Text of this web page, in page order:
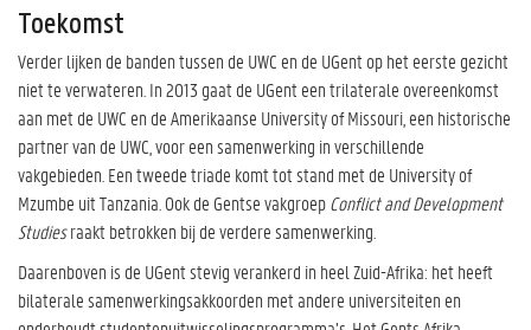
Toekomst
Verder lijken de banden tussen de UWC en de UGent op het eerste gezicht
niet te verwateren. In 2013 gaat de UGent een trilaterale overeenkomst
aan met de UWC en de Amerikaanse University of Missouri, een historische
partner van de UWC, voor een samenwerking in verschillende
vakgebieden. Een tweede triade komt tot stand met de University of
Mzumbe uit Tanzania. Ook de Gentse vakgroepConflict and Development
Studiesraakt betrokken bij de verdere samenwerking.
Daarenboven is de UGent stevig verankerd in heel Zuid-Afrika: het heeft
bilaterale samenwerkingsakkoorden met andere universiteiten en